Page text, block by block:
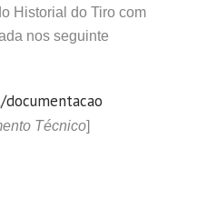
Historial do Tiro com
nos seguinte
Técnico]